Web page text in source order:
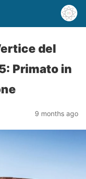
del
Primato in
9 months ago